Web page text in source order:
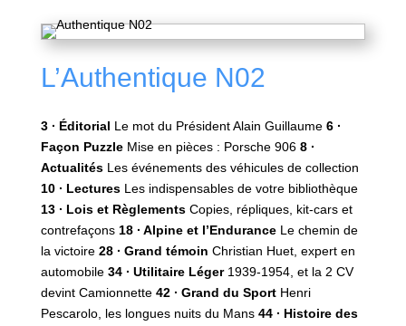
L’Authentique N02
3 ∙ Éditorial Le mot du Président Alain Guillaume 6 ∙
Façon PuzzleMise en pièces : Porsche 906 8 ∙
ActualitésLes événements des véhicules de collection
10 ∙ LecturesLes indispensables de votre bibliothèque
13 ∙ Lois et RèglementsCopies, répliques, kit-cars et
contrefaçons 18 ∙ Alpine et l’EnduranceLe chemin de
la victoire 28 ∙ Grand témoin Christian Huet, expert en
automobile 34 ∙ Utilitaire Léger1939-1954, et la 2 CV
devint Camionnette 42 ∙ Grand du SportHenri
Pescarolo, les longues nuits du Mans 44 ∙ Histoire des